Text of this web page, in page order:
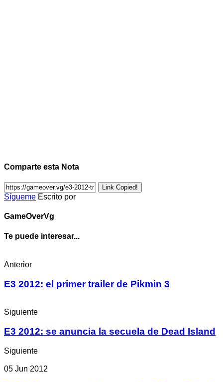
Comparte esta Nota
Link Copied!
Sígueme Escrito por
GameOverVg
Te puede interesar...
Anterior
E3 2012: el primer trailer de Pikmin 3
Siguiente
E3 2012: se anuncia la secuela de Dead Island
Siguiente
05 Jun 2012